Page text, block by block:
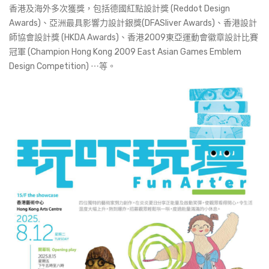
香港及海外多次獲獎，包括德國紅點設計獎 (Reddot Design
Awards)、亞洲最具影響力設計銀獎(DFASliver Awards)、香港設計
師協會設計獎 (HKDA Awards)、香港2009東亞運動會徽章設計比賽
冠軍 (Champion Hong Kong 2009 East Asian Games Emblem
Design Competition) ⋯等。